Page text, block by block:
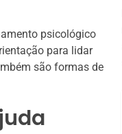
psicológico
para lidar
são formas de